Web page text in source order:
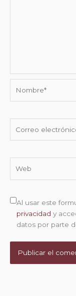
electrónico*
Al usar este
privacidad y
datos por parte